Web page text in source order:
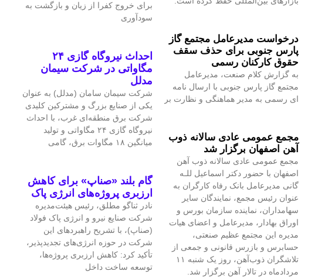
درخواست مدیرعامل مجتمع گاز
پارس جنوبی برای حذف سقف
حقوق کارکنان رسمی
به گزارش کلام صنعت، مدیرعامل
مجتمع گاز پارس جنوبی با ارسال نامه
ای رسمی به مدیر هماهنگی و نظارت بر
مجمع عمومی عادی سالانه ذوب
آهن اصفهان برگزار شد
مجمع عمومی عادی سالانه ذوب آهن
اصفهان با حضور دکتر اسماعیل للـه
گانی مدیرعامل بانک رفاه کارگران به
عنوان رئیس مجمع، نمایندگان سایر
سهامداران، نماینده سازمان بورس و
اوراق بهادار، مدیرعامل و اعضای هیات
مدیره این مجتمع عظیم صنعتی،
حسابرس و بازرس قانونی و جمعی از
تلاشگران ذوب‌آهن، روز یک شنبه ۱۱
مردادماه در تالار آهن برگزار شد.
برای خروج کفرا از زیان و بازگشت به
سودآوری
احداث نیروگاه گازی ۲۴
مگاواتی در شرکت سیمان
مدلل
شرکت سیمان سامان (مدلل) به عنوان
یکی از صنایع بزرگ و مشترکین کلیدی
شرکت برق منطقه‌ای غرب، با احداث
نیروگاه گازی ۲۴ مگاواتی و تولید
میانگین ۱۸ مگاوات برق، گامی
گام بلند «صناپ» برای کاهش
ارزبری پروژه‌های انرژی پاک
نادر ثناگو مطلق، رئیس هیئت‌مدیره
شرکت صنایع نیرو و انرژی پاک فولاد
(صناپ)، با تشریح راهبردهای این
شرکت در حوزه انرژی‌های تجدیدپذیر،
تأکید کرد: کاهش ارزبری پروژه‌ها،
توسعه ساخت داخل